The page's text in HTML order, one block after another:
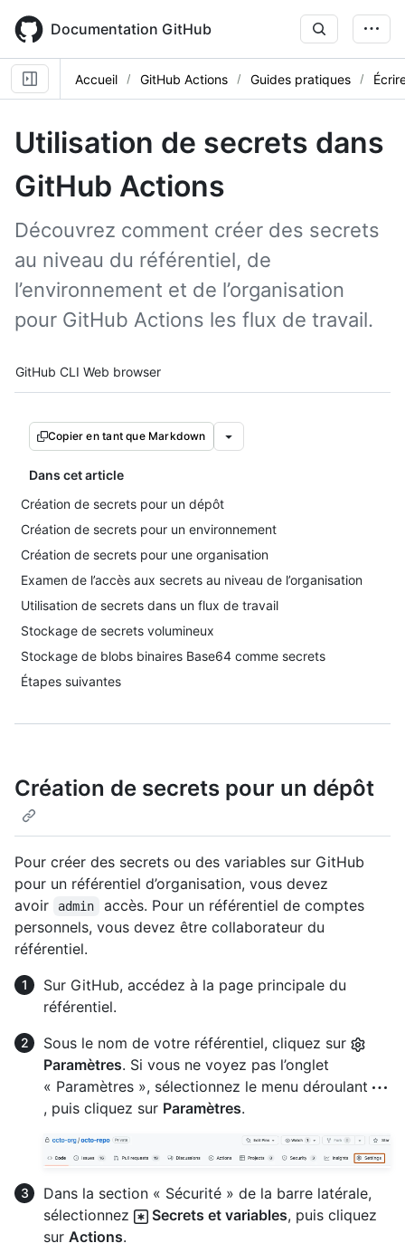
main
content
Documentation GitHub
Accueil GitHub Actions Guides pratiques
Utilisation de secrets dans
GitHub Actions
Découvrez comment créer des secrets
au niveau du référentiel, de
l’environnement et de l’organisation
pour GitHub Actions les flux de travail.
Tool navigation
GitHub CLI Web browser
Copier en tant que Markdown
Dans cet article
Création de secrets pour un dépôt
Création de secrets pour un environnement
Création de secrets pour une organisation
Examen de l’accès aux secrets au niveau de l’organisation
Utilisation de secrets dans un flux de travail
Stockage de secrets volumineux
Stockage de blobs binaires Base64 comme secrets
Étapes suivantes
Création de secrets pour un dépôt
Pour créer des secrets ou des variables sur GitHub
pour un référentiel d’organisation, vous devez
avoir
admin
accès. Pour un référentiel de comptes
personnels, vous devez être collaborateur du
référentiel.
Sur GitHub, accédez à la page principale du
référentiel.
Sous le nom de votre référentiel, cliquez sur
Paramètres. Si vous ne voyez pas l’onglet
« Paramètres », sélectionnez le menu déroulant
, puis cliquez sur Paramètres.
Dans la section « Sécurité » de la barre latérale,
sélectionnez
Secrets et variables, puis cliquez
sur Actions.